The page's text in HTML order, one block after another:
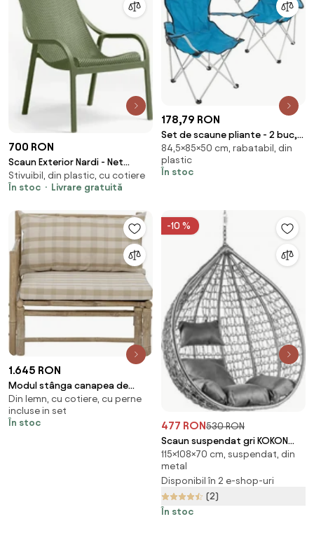
700 RON
Scaun Exterior Nardi - Net
Lounge - Agave
Stivuibil, din plastic, cu cotiere
În stoc
Livrare gratuită
178,79 RON
Set de scaune pliante - 2 buc,
albastru
84,5×85×50 cm, rabatabil, din
plastic
În stoc
1.645 RON
Modul stânga canapea de
exterior natur din lemn de
bambus, „Korfu”
Din lemn, cu cotiere, cu perne
incluse in set
În stoc
-10 %
477 RON530 RON
Scaun suspendat gri KOKON
fara suport, perna gri
115×108×70 cm, suspendat, din
metal
Disponibil în 2 e-shop-uri
(2)
În stoc